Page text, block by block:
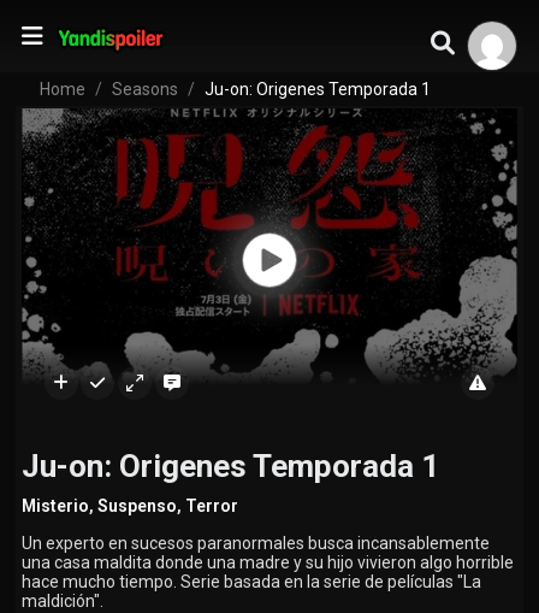
Home Seasons Ju-on: Origenes Temporada 1
Ju-on: Origenes Temporada 1
Misterio,Suspenso, Terror
Un experto en sucesos paranormales busca incansablemente
una casa maldita donde una madre y su hijo vivieron algo horrible
hace mucho tiempo. Serie basada en la serie de películas "La
maldición".